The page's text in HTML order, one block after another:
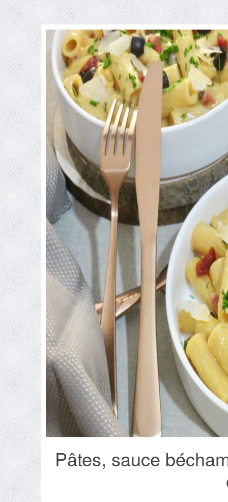
Pâtes, sauce